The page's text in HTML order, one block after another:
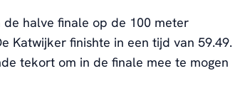
de halve finale op de 100 meter
Katwijker finishte in een tijd van 59.49.
tekort om in de finale mee te mogen